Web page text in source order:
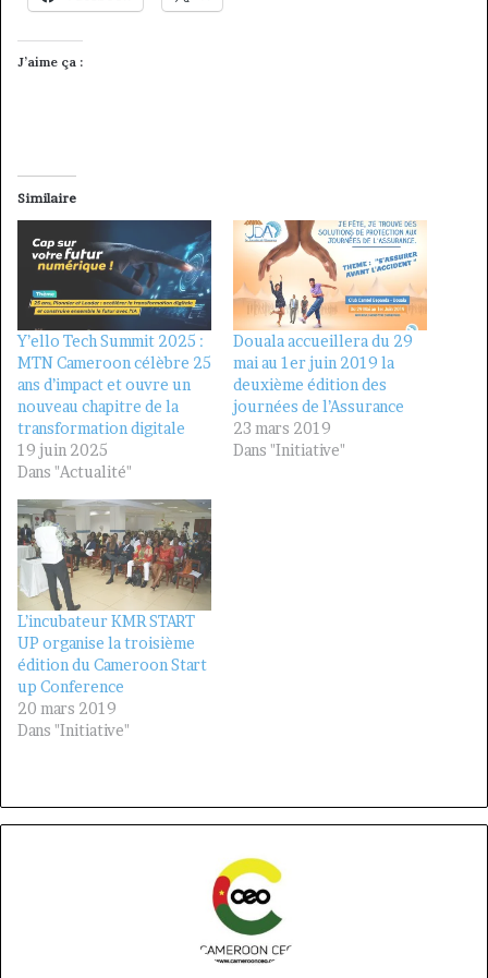
J’aime ça :
Similaire
Y’ello Tech Summit 2025 :
MTN Cameroon célèbre 25
ans d’impact et ouvre un
nouveau chapitre de la
transformation digitale
19 juin 2025
Dans "Actualité"
Douala accueillera du 29
mai au 1er juin 2019 la
deuxième édition des
journées de l’Assurance
23 mars 2019
Dans "Initiative"
L’incubateur KMR START
UP organise la troisième
édition du Cameroon Start
up Conference
20 mars 2019
Dans "Initiative"